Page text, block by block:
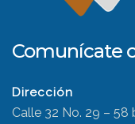
Comunícate
Dirección
Calle 32 No. 29 – 58